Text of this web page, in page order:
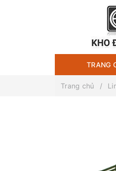
TRANG
Trang chủ